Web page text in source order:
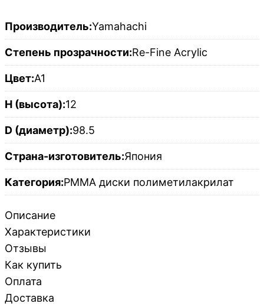
Производитель:Yamahachi
Степень прозрачности:Re-Fine Acrylic
Цвет:A1
H (высота):12
D (диаметр):98.5
Страна-изготовитель:Япония
Категория:PMMA диски полиметилакрилат
Описание
Характеристики
Отзывы
Как купить
Оплата
Доставка